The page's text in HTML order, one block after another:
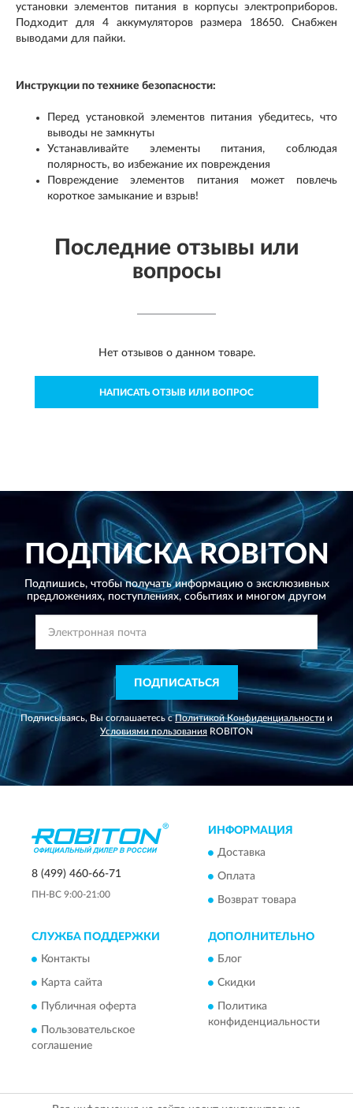
установки элементов питания в корпусы электроприборов.
Подходит для 4 аккумуляторов размера 18650. Снабжен
выводами для пайки.
Инструкции по технике безопасности:
Перед установкой элементов питания убедитесь, что
выводы не замкнуты
Устанавливайте элементы питания, соблюдая
полярность, во избежание их повреждения
Повреждение элементов питания может повлечь
короткое замыкание и взрыв!
Последние отзывы или
вопросы
Нет отзывов о данном товаре.
НАПИСАТЬ ОТЗЫВ ИЛИ ВОПРОС
ПОДПИСКАROBITON
Подпишись, чтобы получать информацию о эксклюзивных
предложениях, поступлениях, событиях и многом другом
ПОДПИСАТЬСЯ
Подписываясь, Вы соглашаетесь сПолитикой Конфиденциальности и
Условиями пользования ROBITON
8 (499) 460-66-71
ПН-ВС 9:00-21:00
ИНФОРМАЦИЯ
Доставка
Оплата
Возврат товара
СЛУЖБА ПОДДЕРЖКИ
Контакты
Карта сайта
Публичная оферта
Пользовательское
соглашение
ДОПОЛНИТЕЛЬНО
Блог
Скидки
Политика
конфиденциальности